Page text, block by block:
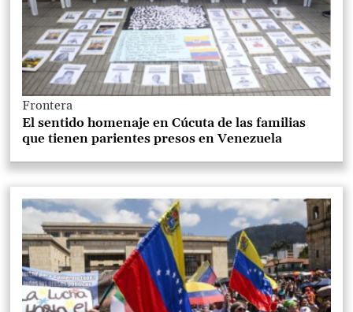
Frontera
El sentido homenaje en Cúcuta de las familias
que tienen parientes presos en Venezuela